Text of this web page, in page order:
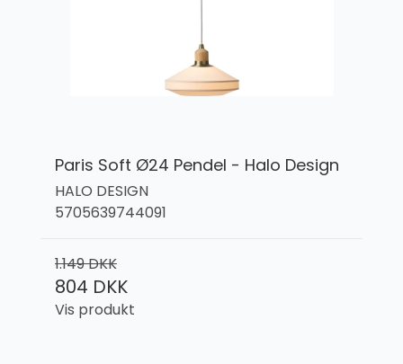
Paris Soft Ø24 Pendel - Halo Design
HALO DESIGN
5705639744091
1.149 DKK
804 DKK
Vis produkt